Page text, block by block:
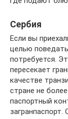
Сербия
Если вы
целью
потребуется.
пересекает
качестве
стране не
паспортный